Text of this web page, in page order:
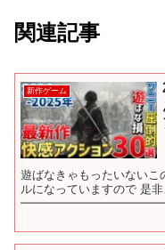
関連記事
新作ゲーム
遊ばなきゃもったいないこ
ルになっていますので 是